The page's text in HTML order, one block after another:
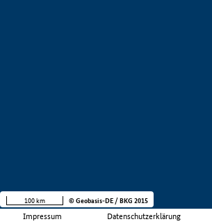
Impressum Datenschutzerklärung
100 km © Geobasis-DE / BKG 2015